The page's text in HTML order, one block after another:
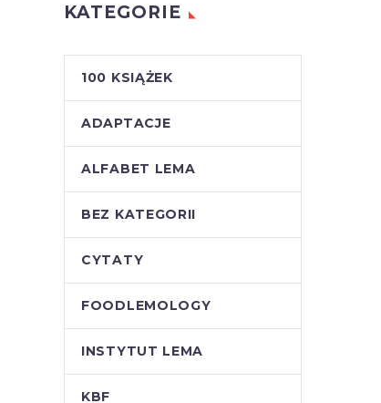
KATEGORIE
100 KSIĄŻEK
ADAPTACJE
ALFABET LEMA
BEZ KATEGORII
CYTATY
FOODLEMOLOGY
INSTYTUT LEMA
KBF